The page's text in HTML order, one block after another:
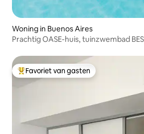
Woning in Buenos Aires
Prachtig OASE-huis, tuinzwembad
Topfavoriet van gasten
Favoriet van gasten